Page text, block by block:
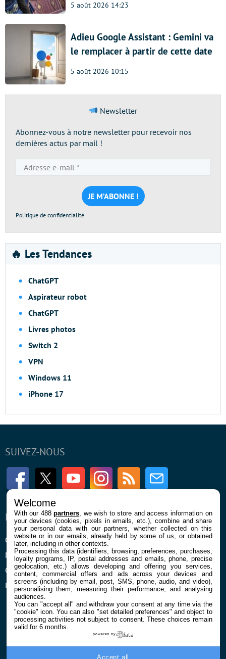
5 août 2026 14:23
Adieu Google Assistant : Gemini va
le remplacer à partir de cette date
5 août 2026 10:15
Newsletter
Abonnez-vous à notre newsletter pour recevoir nos
dernières actus par mail !
e-
mail
*
Politique de confidentialité
🔥 Les Tendances
ChatGPT
Aspirateur robot
ChatGPT
Livres photos
Switch 2
VPN
Windows 11
iPhone 17
SUIVEZ-NOUS
FacebookTwitter Youtube InstagramRSS Newsletter
ENTREPRISE
Qui sommes nous
Mentions légales et CGU
Confidentialité et Cookies
Préférences cookies
À PROPOS
La rédaction
Contact
Welcome
With our 488partners , we wish to store and access information on
your devices (cookies, pixels in emails, etc.), combine and share
your personal data with our partners, whether collected on this
website or in our emails, already held by some of us, or obtained
later, including in other contexts.
Processing this data (identifiers, browsing, preferences, purchases,
loyalty programs, IP, postal addresses and emails, phone, precise
geolocation, etc.) allows developing and offering you services,
content, commercial offers and ads across your devices and
screens (including by email, post, SMS, phone, audio, and video),
personalising them, measuring their performance, and analysing
audiences.
You can "accept all" and withdraw your consent at any time via the
"cookie" icon. You can also "set detailed preferences" and object to
processing activities not subject to consent. These choices remain
valid for 6 months.
powered by
Accept all